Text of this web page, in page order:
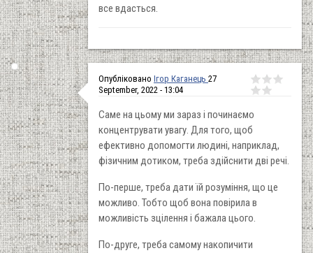
все вдасться.
Опубліковано Ігор Каганець 27
September, 2022 - 13:04
Саме на цьому ми зараз і починаємо
концентрувати увагу. Для того, щоб
ефективно допомогти людині, наприклад,
фізичним дотиком, треба здійснити дві речі.
По-перше, треба дати їй розуміння, що це
можливо. Тобто щоб вона повірила в
можливість зцілення і бажала цього.
По-друге, треба самому накопичити